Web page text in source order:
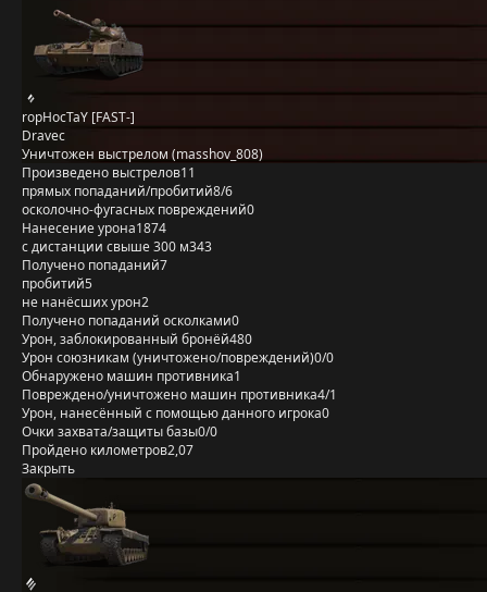
ropHocTaY [FAST-]
Dravec
Уничтожен выстрелом (masshov_808)
Произведено выстрелов11
прямых попаданий/пробитий8/6
осколочно-фугасных повреждений0
Нанесение урона1874
с дистанции свыше 300 м343
Получено попаданий7
пробитий5
не нанёсших урон2
Получено попаданий осколками0
Урон, заблокированный бронёй480
Урон союзникам (уничтожено/повреждений)0/0
Обнаружено машин противника1
Повреждено/уничтожено машин противника4/1
Урон, нанесённый с помощью данного игрока0
Очки захвата/защиты базы0/0
Пройдено километров2,07
Закрыть